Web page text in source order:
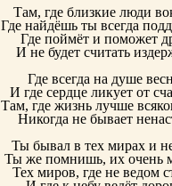
Там, где близкие люди
Где найдёшь ты всегда
Где поймёт и поможет
И не будет считать
Где всегда на душе
И где сердце ликует от
Там, где жизнь лучше
Никогда не бывает
Ты бывал в тех мирах и
Ты же помнишь, их очень
Тех миров, где не ведом